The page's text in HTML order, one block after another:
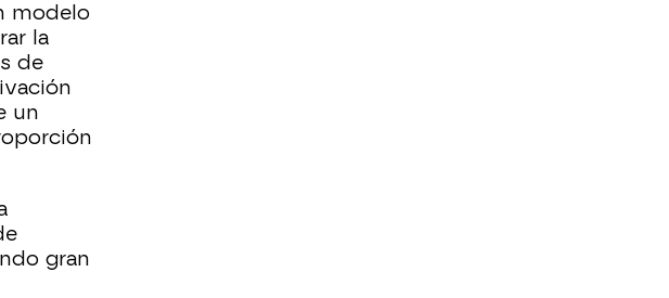
modelo
la
de
un
gran